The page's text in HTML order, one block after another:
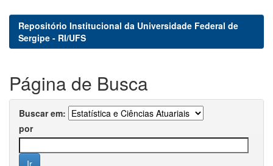
Repositório Institucional da Universidade Federal de
Sergipe - RI/UFS
Página de Busca
Buscar em:
por